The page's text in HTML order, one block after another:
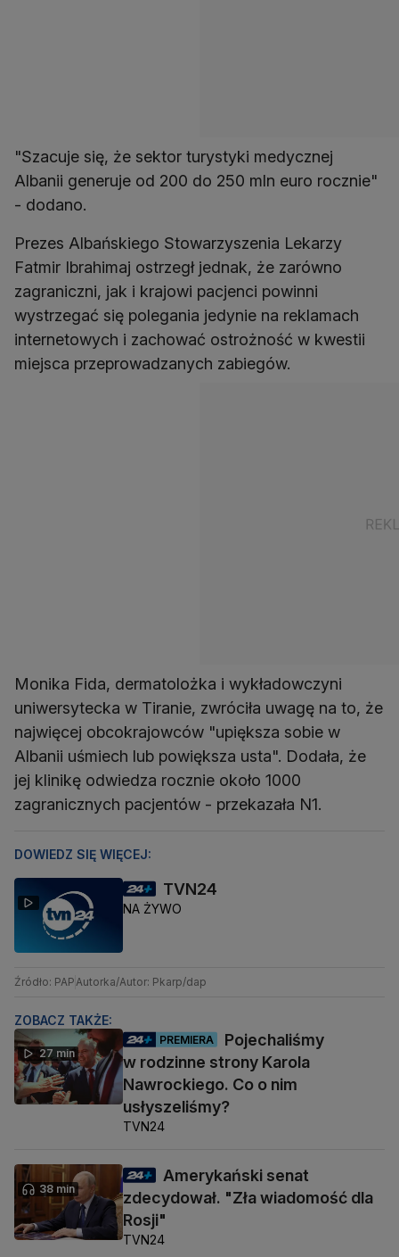
"Szacuje się, że sektor turystyki medycznej
Albanii generuje od 200 do 250 mln euro rocznie"
- dodano.
Prezes Albańskiego Stowarzyszenia Lekarzy
Fatmir Ibrahimaj ostrzegł jednak, że zarówno
zagraniczni, jak i krajowi pacjenci powinni
wystrzegać się polegania jedynie na reklamach
internetowych i zachować ostrożność w kwestii
miejsca przeprowadzanych zabiegów.
Monika Fida, dermatolożka i wykładowczyni
uniwersytecka w Tiranie, zwróciła uwagę na to, że
najwięcej obcokrajowców "upiększa sobie w
Albanii uśmiech lub powiększa usta". Dodała, że
jej klinikę odwiedza rocznie około 1000
zagranicznych pacjentów - przekazała N1.
DOWIEDZ SIĘ WIĘCEJ:
TVN24
NA ŻYWO
Źródło: PAPAutorka/Autor: Pkarp/dap
ZOBACZ TAKŻE:
27 min
PREMIERA
Pojechaliśmy
w rodzinne strony Karola
Nawrockiego. Co o nim
usłyszeliśmy?
TVN24
38 min
Amerykański senat
zdecydował. "Zła wiadomość dla
Rosji"
TVN24